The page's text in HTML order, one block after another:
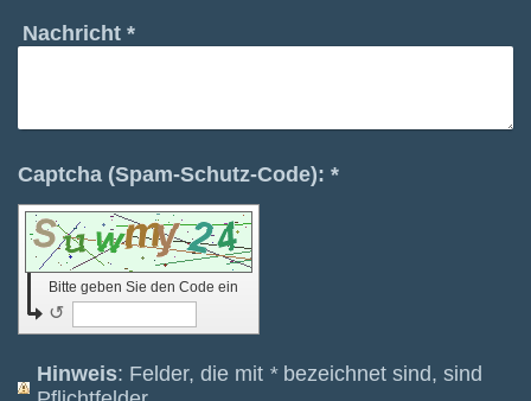
Nachricht *
Captcha (Spam-Schutz-Code): *
Bitte geben Sie den Code ein
↺
Hinweis : Felder, die mit *bezeichnet sind, sind